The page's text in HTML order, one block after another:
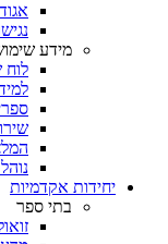
מידע
לוח
יחידות אקדמיות
בתי ספר